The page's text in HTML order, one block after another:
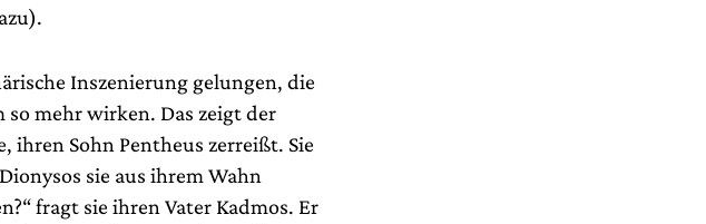
Inszenierung gelungen, die
mehr wirken. Das zeigt der
ihren Sohn Pentheus zerreißt. Sie
sie aus ihrem Wahn
fragt sie ihren Vater Kadmos. Er